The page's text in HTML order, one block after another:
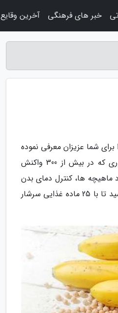
شما عزیزان معرفی نموده
و از اهمیت مصرف این مواد بگوییم. منیزیم نقش زیادی در متابولیسم بدن ما دارد. به طوری که در بیش از 300 واکنش
ماهیچه ها، کنترل دمای بدن
و تأمین نیازهای ضروری بدن یاری می نماید. در این مطلب از مجله خبرنگاران با ما همراه باشید تا با 25 ماده غذایی سرشار
خبر های فرهنگی آخرین وقایع